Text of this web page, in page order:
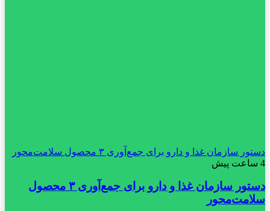
دستور سازمان غذا و دارو برای جمع‌آوری ۳ محصول سلامت‌محور
4 ساعت پیش
دستور سازمان غذا و دارو برای جمع‌آوری ۳ محصول
سلامت‌محور